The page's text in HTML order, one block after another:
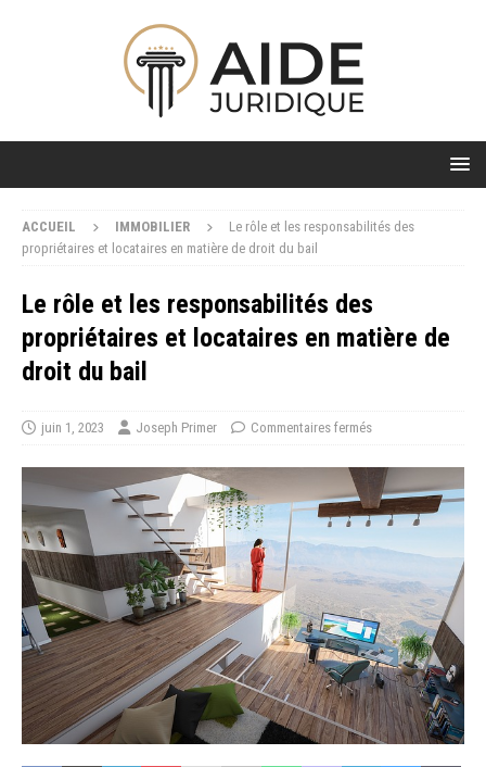
ACCUEIL IMMOBILIER
Le rôle et les responsabilités des
propriétaires et locataires en matière de droit du bail
Le rôle et les responsabilités des
propriétaires et locataires en matière de
droit du bail
juin 1, 2023 Joseph Primer Commentaires fermés